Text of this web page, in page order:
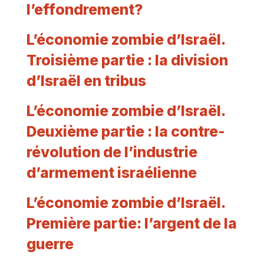
l’effondrement?
L’économie zombie d’Israël.
Troisième partie : la division
d’Israël en tribus
L’économie zombie d’Israël.
Deuxième partie : la contre-
révolution de l’industrie
d’armement israélienne
L’économie zombie d’Israël.
Première partie: l’argent de la
guerre